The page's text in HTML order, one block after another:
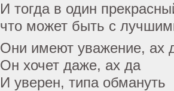
И тогда в один
что может быть с
Они имеют уважение, ах
Он хочет даже, ах да
И уверен, типа обмануть